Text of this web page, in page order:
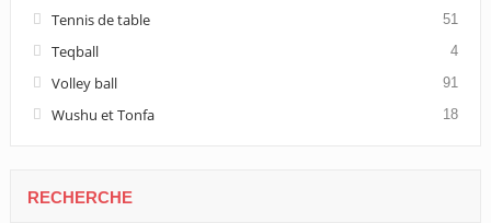
Tennis de table 51
Teqball 4
Volley ball 91
Wushu et Tonfa 18
RECHERCHE